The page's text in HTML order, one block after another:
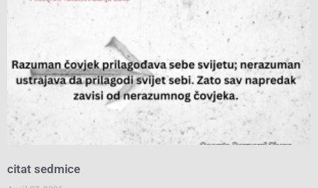
citat sedmice